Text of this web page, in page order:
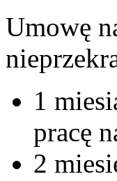
Umowę
1
pracę
2